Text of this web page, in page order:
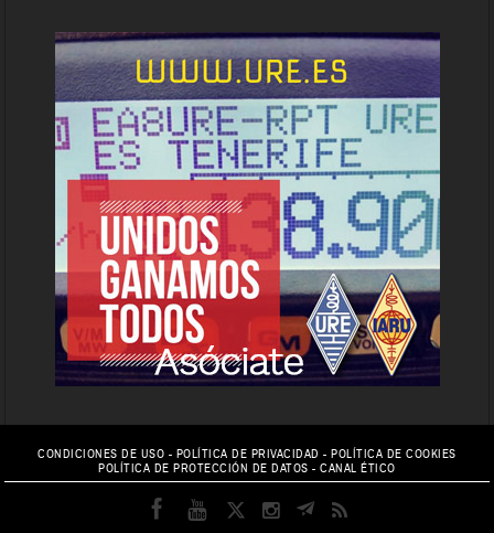
CONDICIONES DE USO - POLÍTICA DE PRIVACIDAD -POLÍTICA DE COOKIES
POLÍTICA DE PROTECCIÓN DE DATOS -CANAL ÉTICO